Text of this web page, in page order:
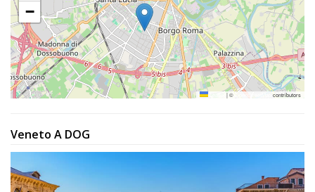
Registrati
−
|© OpenStreetMap contributors
Veneto A DOG